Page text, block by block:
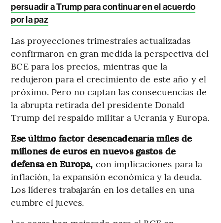
persuadir a Trump para continuar en el acuerdo
por la paz
Las proyecciones trimestrales actualizadas
confirmaron en gran medida la perspectiva del
BCE para los precios, mientras que la
redujeron para el crecimiento de este año y el
próximo. Pero no captan las consecuencias de
la abrupta retirada del presidente Donald
Trump del respaldo militar a Ucrania y Europa.
Ese último factor desencadenaría miles de
millones de euros en nuevos gastos de
defensa en Europa, con implicaciones para la
inflación, la expansión económica y la deuda.
Los líderes trabajarán en los detalles en una
cumbre el jueves.